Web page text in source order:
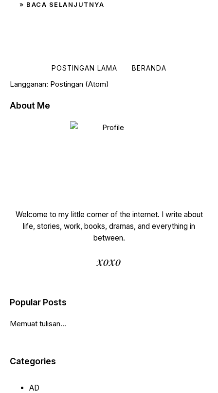
» BACA SELANJUTNYA
POSTINGAN LAMA BERANDA
Langganan: Postingan (Atom)
About Me
Welcome to my little corner of the internet. I write about
life, stories, work, books, dramas, and everything in
between.
xoxo
Popular Posts
Memuat tulisan...
Categories
AD